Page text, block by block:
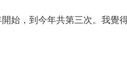
始，到今年共第三次。我覺